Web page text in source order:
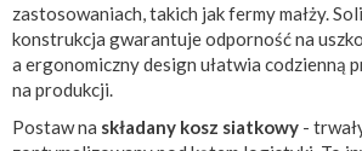
zastosowaniach, takich jak fermy małży.
konstrukcja gwarantuje odporność na
a ergonomiczny design ułatwia codzienną
na produkcji.
Postaw na składany kosz siatkowy -